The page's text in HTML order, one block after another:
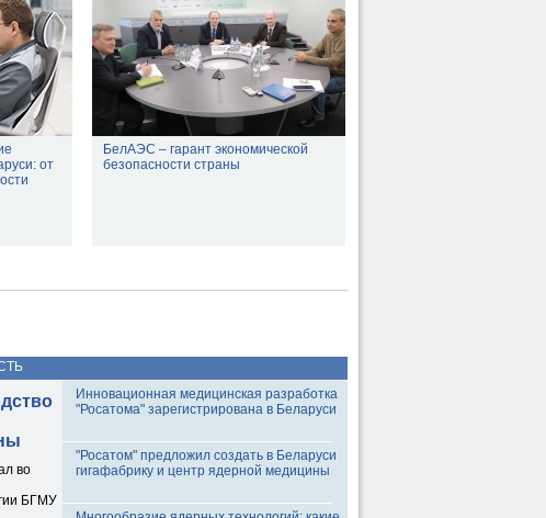
от
БелАЭС – гарант экономической
безопасности страны
во
БГМУ
Инновационная медицинская разработка
"Росатома" зарегистрирована в Беларуси
"Росатом" предложил создать в Беларуси
гигафабрику и центр ядерной медицины